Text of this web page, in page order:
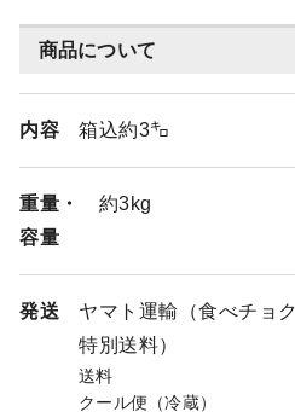
商品について
内容 箱込約3㌔
重量・
容量
約3kg
発送
ヤマト運輸（食べチョク
特別送料）
送料
クール便（冷蔵）